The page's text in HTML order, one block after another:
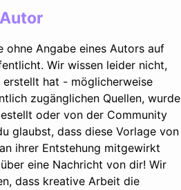
ohne Angabe eines Autors auf
Wir wissen leider nicht,
erstellt hat - möglicherweise
zugänglichen Quellen, wurde
oder von der Community
glaubst, dass diese Vorlage von
ihrer Entstehung mitgewirkt
eine Nachricht von dir! Wir
dass kreative Arbeit die